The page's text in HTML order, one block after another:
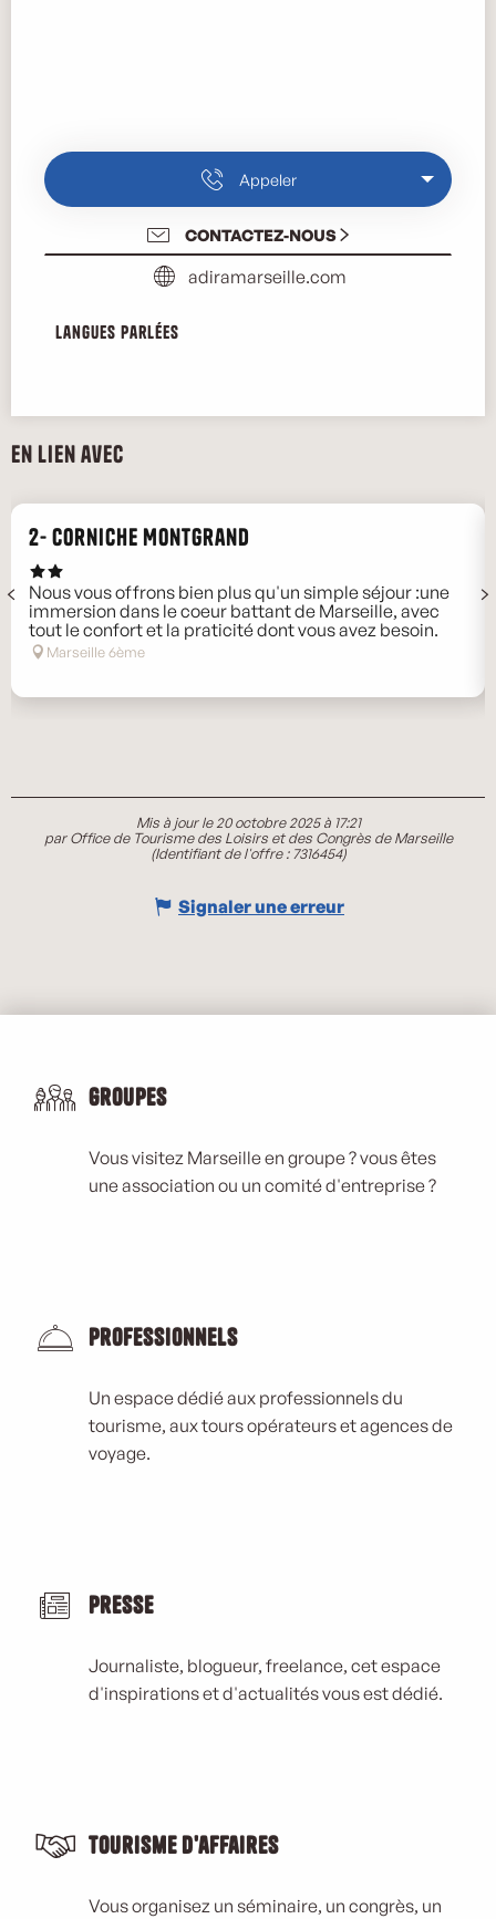
Appeler
CONTACTEZ-NOUS
adiramarseille.com
Langues parlées
Langues parlées
En lien avec
2- Corniche Montgrand
Nous vous offrons bien plus qu'un simple séjour :une
immersion dans le coeur battant de Marseille, avec
tout le confort et la praticité dont vous avez besoin.
Marseille 6ème
Mis à jour le 20 octobre 2025 à 17:21
par Office de Tourisme des Loisirs et des Congrès de Marseille
(Identifiant de l'offre :7316454)
Signaler une erreur
Groupes
Vous visitez Marseille en groupe ? vous êtes
une association ou un comité d'entreprise ?
Professionnels
Un espace dédié aux professionnels du
tourisme, aux tours opérateurs et agences de
voyage.
Presse
Journaliste, blogueur, freelance, cet espace
d'inspirations et d'actualités vous est dédié.
Tourisme d'affaires
Vous organisez un séminaire, un congrès, un